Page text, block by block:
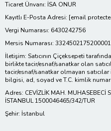
Ticaret Ünvanı: İSA ONUR
Kayıtlı E-Posta Adresi: [email
Vergi Numarası: 6430242756
Mersis Numarası: 3324502175200001
İletişim: Satıcının Çiçeksepeti
birlikte tacir/esnaf/sanatkar olan
tacir/esnaf/sanatkar olmayan
bilgisi, ad, soyad ve T.C. kimlik
Adres: CEVİZLİK MAH. MUHASEBECİ
İSTANBUL 1500046465/342/TUR
Şehir: İstanbul